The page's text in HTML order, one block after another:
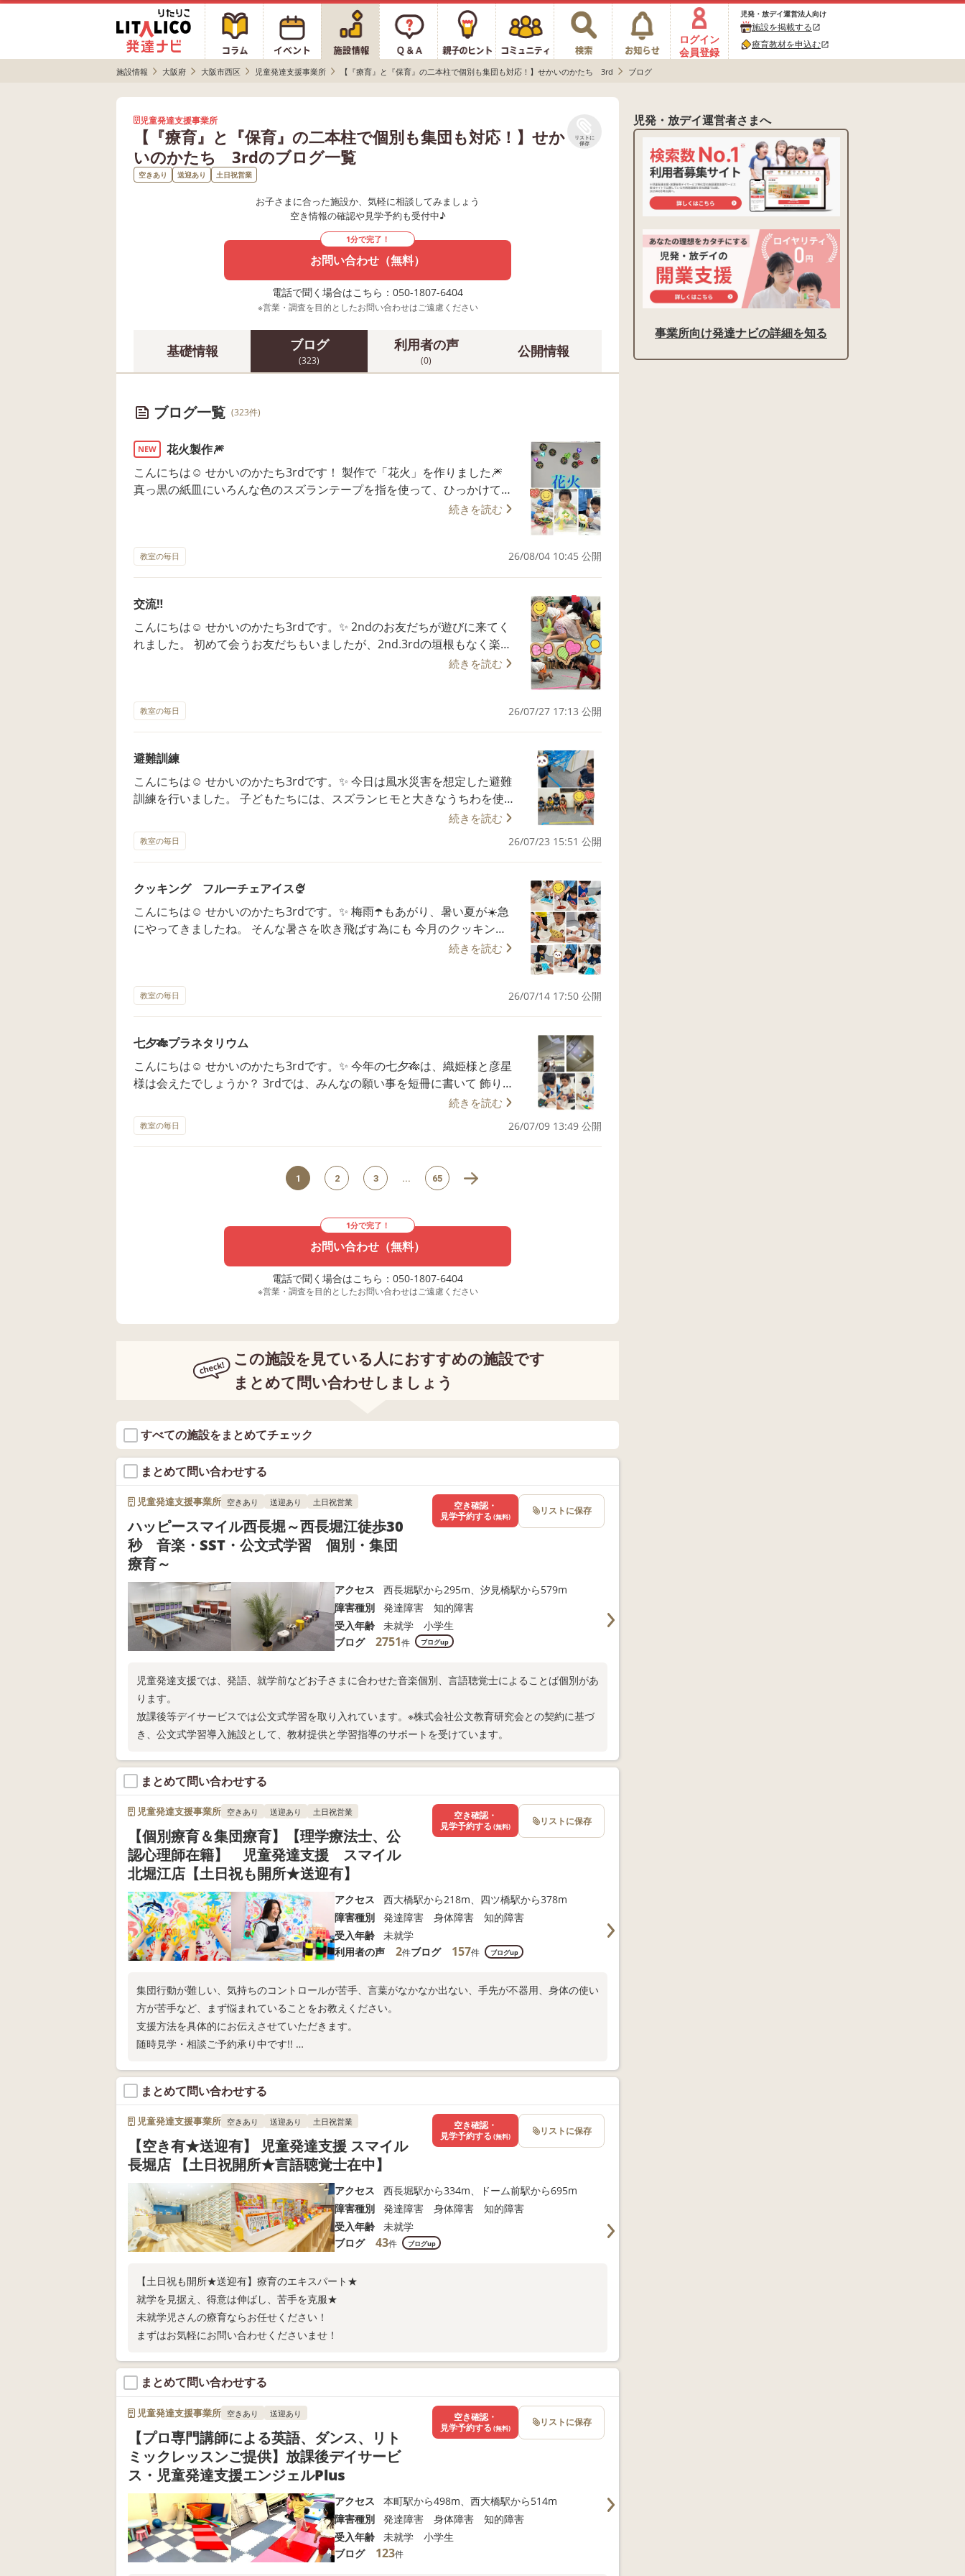
ログイン
会員登録
児発・放デイ運営法人向け
施設を掲載するopen_in_new
療育教材を申込むopen_in_new
施設情報 大阪府 大阪市西区 児童発達支援事業所 【『療育』と『保育』の二本柱で個別も集団も対応！】せかいのかたち 3rd ブログ
児童発達支援事業所
【『療育』と『保育』の二本柱で個別も集団も対応！】せか
いのかたち 3rdのブログ一覧
リストに
保存
空きあり 送迎あり 土日祝営業
お子さまに合った施設か、気軽に相談してみましょう
空き情報の確認や見学予約も受付中♪
1分で完了！
お問い合わせ（無料）
電話で聞く場合はこちら：050-1807-6404
※営業・調査を目的としたお問い合わせはご遠慮ください
基礎情報 ブログ
(323)
利用者の声
(0)
公開情報
ブログ一覧 (323件)
NEW
花火製作🎆
こんにちは☺️ せかいのかたち3rdです！ 製作で「花火」を作りました🎆
真っ黒の紙皿にいろんな色のスズランテープを指を使って、ひっかけてい
きます。 お皿の切り目をひっぱりながらスズランテープをさしこんでいく
お皿の丸に合わせて綺麗に貼っていくお友達やオリジナルにいっぱいシー
ルを貼るお友達など、素敵な花火がたくさん上がりました🎇✨ 是非、せか
す。お問い合わせをお待ち致しております。
続きを読む
教室の毎日 26/08/04 10:45 公開
交流‼️
こんにちは☺️ せかいのかたち3rdです。✨ 2ndのお友だちが遊びに来てく
れました。 初めて会うお友だちもいましたが、2nd.3rdの垣根もなく楽し
たよ。👍 見学、体験受付中です。お問い合わせをお待ち致しております。
続きを読む
教室の毎日 26/07/27 17:13 公開
避難訓練
こんにちは☺️ せかいのかたち3rdです。✨ 今日は風水災害を想定した避難
訓練を行いました。 子どもたちには、スズランヒモと大きなうちわを使っ
て風を感じてもらいました。 風を受けて、「すご〜い」や「強い」などの
感想を言ってくれました。 みんなで「おかしもち」を確認して 避難をし
ました。 「おかしもち」 おさない、かけない、しゃべらない、もどらな
い、ちかよらない 非常階段を頑張って降りる事が出来ましたよ！😊 見
学、体験受付中です。お問い合わせをお待ち致しております。
続きを読む
教室の毎日 26/07/23 15:51 公開
クッキング フルーチェアイス🍨
こんにちは☺️ せかいのかたち3rdです。✨ 梅雨☂️もあがり、暑い夏が☀️急
にやってきましたね。 そんな暑さを吹き飛ばす為にも 今月のクッキング
「冷たーい！」、や「美味し〜」、「おかわり」などの声がにぎやかに聴
こえてきていました🍀 3rdでは、水遊びもスタートし、この夏も☀️ 子
受付中です。お問い合わせをお待ち致しております。
続きを読む
教室の毎日 26/07/14 17:50 公開
七夕🎋プラネタリウム
こんにちは☺️ せかいのかたち3rdです。✨ 今年の七夕🎋は、織姫様と彦星
様は会えたでしょうか？ 3rdでは、みんなの願い事を短冊に書いて 飾りま
リウムを作りましたよ。お部屋を暗くして懐中電灯で照らすと きれいな星
空が映し出されました🌟 みんなの願いが届きますように。😊 見学、体験
受付中です。お問い合わせをお待ち致しております。
続きを読む
教室の毎日 26/07/09 13:49 公開
1 2 3 ... 65
1分で完了！
お問い合わせ（無料）
電話で聞く場合はこちら：050-1807-6404
※営業・調査を目的としたお問い合わせはご遠慮ください
この施設を見ている人におすすめの施設です
まとめて問い合わせしましょう
すべての施設をまとめてチェック
まとめて問い合わせする
児童発達支援事業所 空きあり 送迎あり 土日祝営業
ハッピースマイル西長堀～西長堀江徒歩30
秒 音楽・SST・公文式学習 個別・集団
療育～
アクセス
西長堀駅から295m、汐見橋駅から579m
障害種別
発達障害 知的障害
受入年齢
未就学 小学生
ブログ
2751件 ブログup
児童発達支援では、発語、就学前などお子さまに合わせた音楽個別、言語聴覚士によることば個別があ
ります。
放課後等デイサービスでは公文式学習を取り入れています。※株式会社公文教育研究会との契約に基づ
き、公文式学習導入施設として、教材提供と学習指導のサポートを受けています。
空き確認・
見学予約する (無料) リストに保存
まとめて問い合わせする
児童発達支援事業所 空きあり 送迎あり 土日祝営業
【個別療育＆集団療育】【理学療法士、公
認心理師在籍】 児童発達支援 スマイル
北堀江店【土日祝も開所★送迎有】
アクセス
西大橋駅から218m、四ツ橋駅から378m
障害種別
発達障害 身体障害 知的障害
受入年齢
未就学
利用者の声
2件ブログ 157件 ブログup
集団行動が難しい、気持ちのコントロールが苦手、言葉がなかなか出ない、手先が不器用、身体の使い
方が苦手など、まず悩まれていることをお教えください。
支援方法を具体的にお伝えさせていただきます。
随時見学・相談ご予約承り中です!!
空き確認・
見学予約する (無料) リストに保存
まとめて問い合わせする
児童発達支援事業所 空きあり 送迎あり 土日祝営業
【空き有★送迎有】 児童発達支援 スマイル
長堀店 【土日祝開所★言語聴覚士在中】
アクセス
西長堀駅から334m、ドーム前駅から695m
障害種別
発達障害 身体障害 知的障害
受入年齢
未就学
ブログ
43件 ブログup
【土日祝も開所★送迎有】療育のエキスパート★
就学を見据え、得意は伸ばし、苦手を克服★
未就学児さんの療育ならお任せください！
まずはお気軽にお問い合わせくださいませ！
空き確認・
見学予約する (無料) リストに保存
まとめて問い合わせする
児童発達支援事業所 空きあり 送迎あり
【プロ専門講師による英語、ダンス、リト
ミックレッスンご提供】放課後デイサービ
ス・児童発達支援エンジェルPlus
アクセス
本町駅から498m、西大橋駅から514m
障害種別
発達障害 身体障害 知的障害
受入年齢
未就学 小学生
ブログ
123件
空き確認・
見学予約する (無料) リストに保存
児発・放デイ運営者さまへ
事業所向け発達ナビの詳細を知る